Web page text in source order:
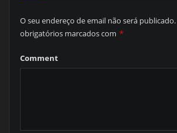
O seu endereço de email não será publicado.
obrigatórios marcados com *
Comment